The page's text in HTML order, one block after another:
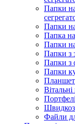
Папки на
Папки на
Папка на
Папки
Папки з
Папки з
Папки
Файли